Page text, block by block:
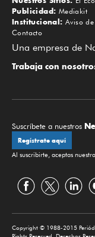
Publicidad: Mediakit
Institucional: Aviso
Contacto
Una empresa de
Trabaja con
Suscríbete a nuestros
Regístrate aquí
Al suscribirte, aceptas
Copyright © 1988-2015
Rights Reserved. Derechos